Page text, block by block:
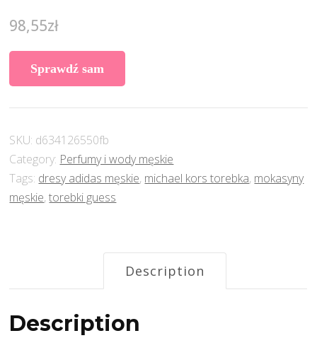
98,55zł
Sprawdź sam
SKU: d634126550fb
Category: Perfumy i wody męskie
Tags: dresy adidas męskie, michael kors torebka, mokasyny
męskie,torebki guess
Description
Description